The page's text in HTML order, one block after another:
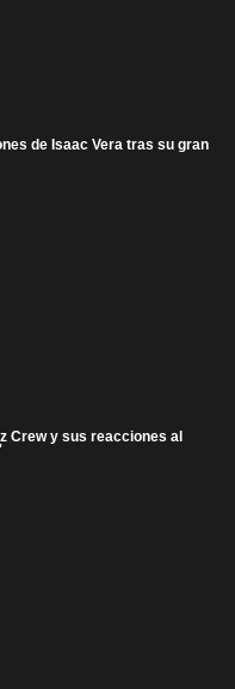
de Isaac Vera tras su gran
Crew y sus reacciones al